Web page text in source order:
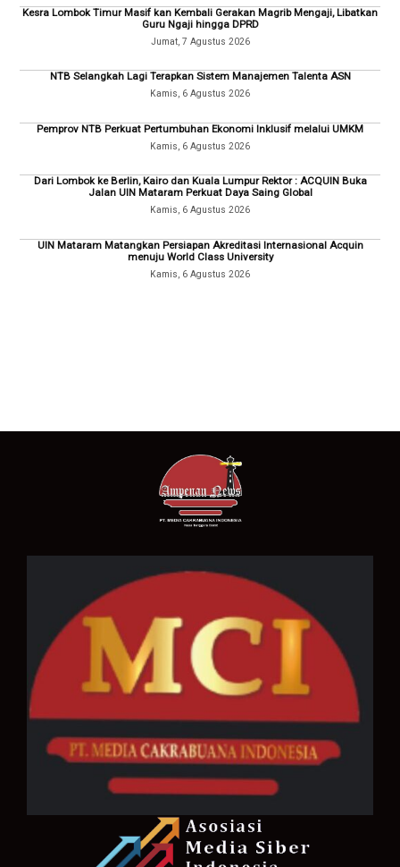
Kesra Lombok Timur Masif kan Kembali Gerakan Magrib Mengaji, Libatkan
Guru Ngaji hingga DPRD
Jumat, 7 Agustus 2026
NTB Selangkah Lagi Terapkan Sistem Manajemen Talenta ASN
Kamis, 6 Agustus 2026
Pemprov NTB Perkuat Pertumbuhan Ekonomi Inklusif melalui UMKM
Kamis, 6 Agustus 2026
Dari Lombok ke Berlin, Kairo dan Kuala Lumpur Rektor : ACQUIN Buka
Jalan UIN Mataram Perkuat Daya Saing Global
Kamis, 6 Agustus 2026
UIN Mataram Matangkan Persiapan Akreditasi Internasional Acquin
menuju World Class University
Kamis, 6 Agustus 2026